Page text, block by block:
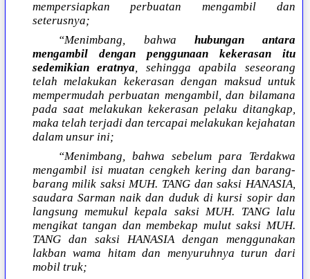
mempersiapkan perbuatan mengambil dan
seterusnya;
“Menimbang, bahwa hubungan antara
mengambil dengan penggunaan kekerasan itu
sedemikian eratnya, sehingga apabila seseorang
telah melakukan kekerasan dengan maksud untuk
mempermudah perbuatan mengambil, dan bilamana
pada saat melakukan kekerasan pelaku ditangkap,
maka telah terjadi dan tercapai melakukan kejahatan
dalam unsur ini;
“Menimbang, bahwa sebelum para Terdakwa
mengambil isi muatan cengkeh kering dan barang-
barang milik saksi MUH. TANG dan saksi HANASIA,
saudara Sarman naik dan duduk di kursi sopir dan
langsung memukul kepala saksi MUH. TANG lalu
mengikat tangan dan membekap mulut saksi MUH.
TANG dan saksi HANASIA dengan menggunakan
lakban wama hitam dan menyuruhnya turun dari
mobil truk;